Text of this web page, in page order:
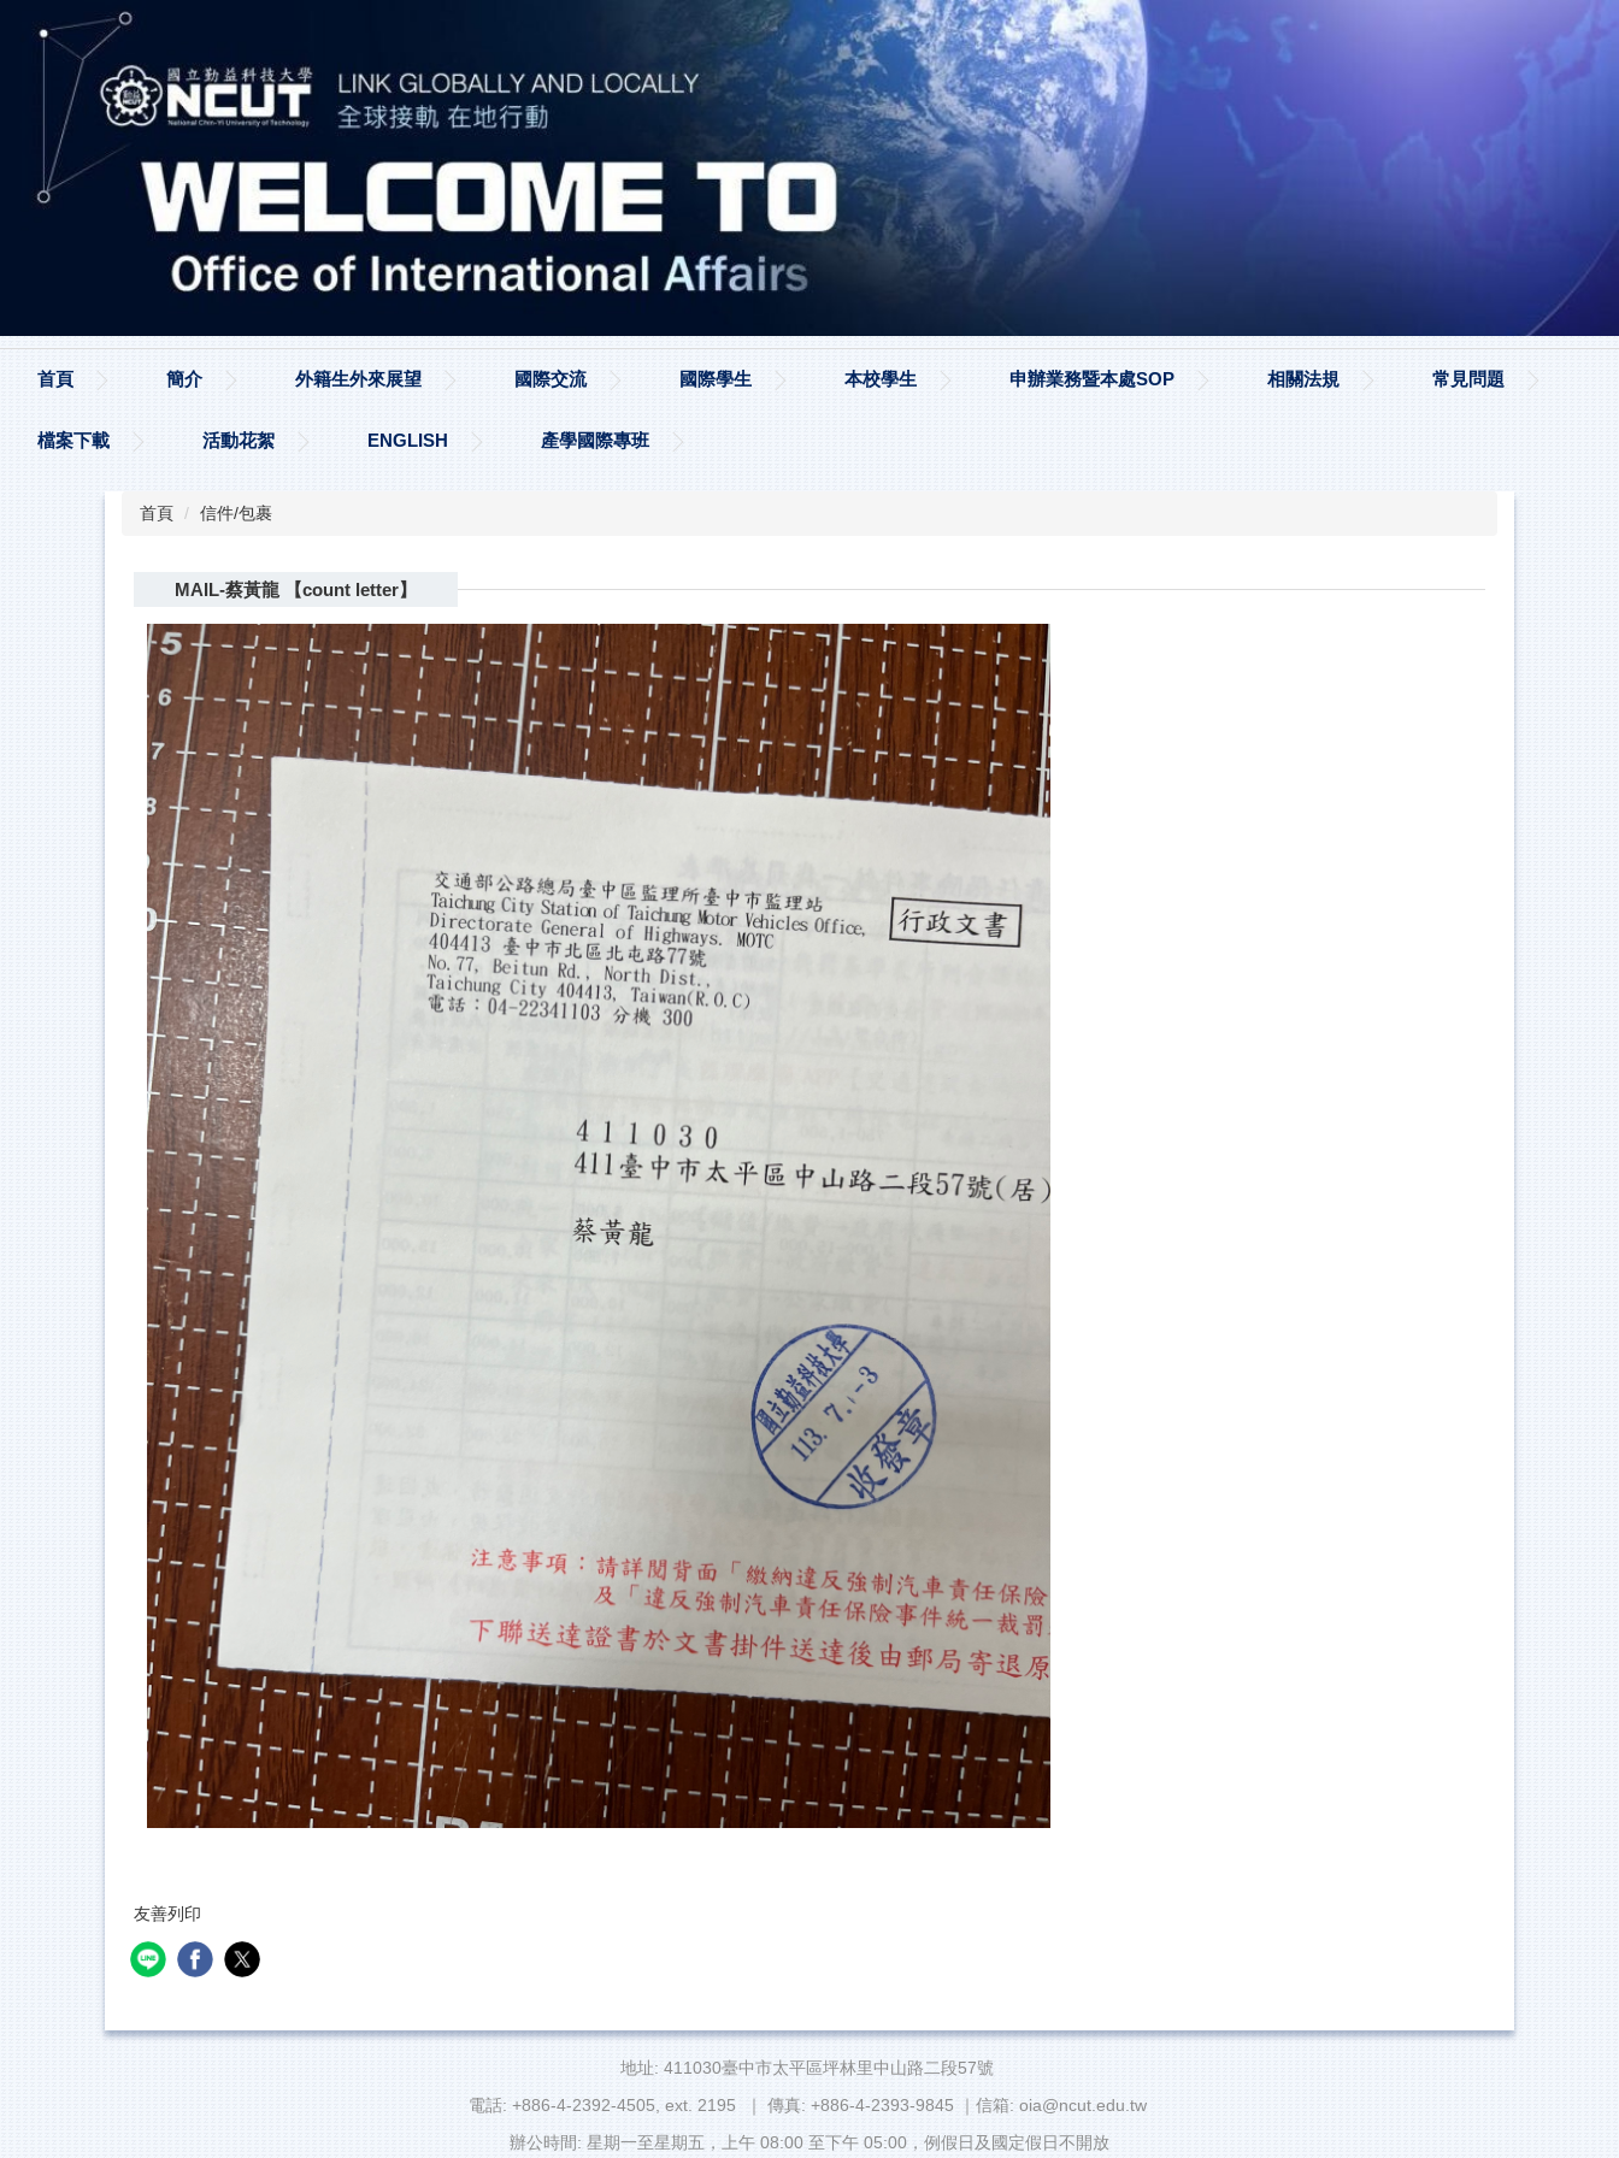
首頁 簡介 外籍生外來展望 國際交流 國際學生 本校學生 申辦業務暨本處SOP 相關法規 常見問題
檔案下載 活動花絮 ENGLISH 產學國際專班
首頁 信件/包裹
MAIL-蔡黃龍 【count letter】
友善列印
地址: 411030臺中市太平區坪林里中山路二段57號
電話: +886-4-2392-4505, ext. 2195 ｜ 傳真: +886-4-2393-9845 ｜信箱: oia@ncut.edu.tw
辦公時間: 星期一至星期五，上午 08:00 至下午 05:00，例假日及國定假日不開放